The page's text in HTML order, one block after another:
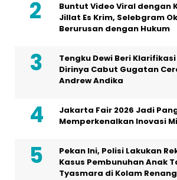
Buntut Video Viral dengan
Jillat Es Krim, Selebgram
Berurusan dengan Hukum
Tengku Dewi Beri
Dirinya Cabut Gugatan
Andrew Andika
Jakarta Fair 2026 Jadi
Memperkenalkan Inovasi
Pekan Ini, Polisi Lakukan
Kasus Pembunuhan Anak
Tyasmara di Kolam Renang